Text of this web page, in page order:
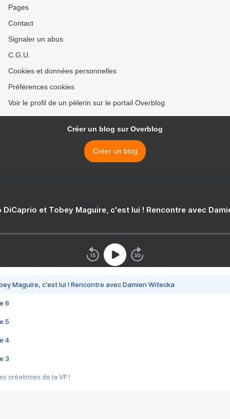
Pages
Contact
Signaler un abus
C.G.U.
Cookies et données personnelles
Préférences cookies
Voir le profil de un pèlerin sur le portail Overblog
Créer un blog sur Overblog
Créer un blog
DiCaprio et Tobey Maguire, c'est lui ! Rencontre avec
Maguire, c'est lui ! Rencontre avec Damien Witecka
6
5
4
3
créatrices de la VF !